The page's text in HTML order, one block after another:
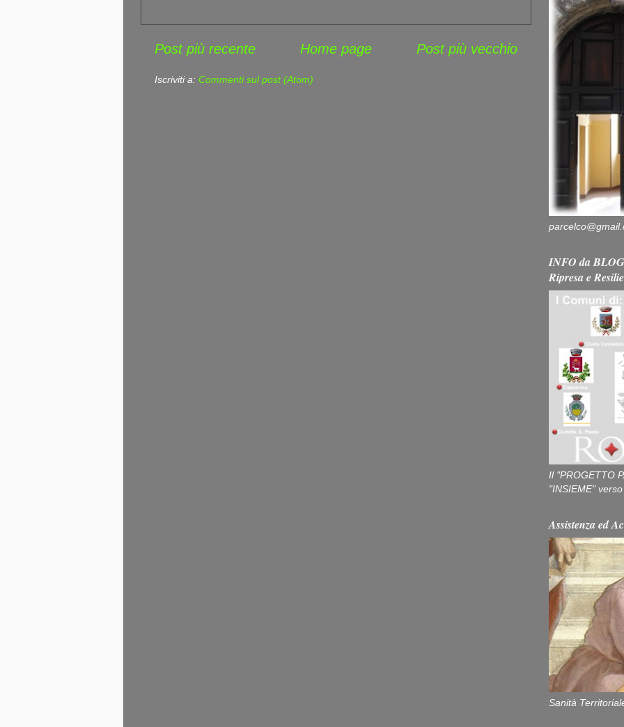
Post più recente Post più vecchio
Home page
Iscriviti a: Commenti sul post (Atom)
INFO da
Ripresa e
Il "PROGETTO
"INSIEME"
Assistenza ed
Sanità